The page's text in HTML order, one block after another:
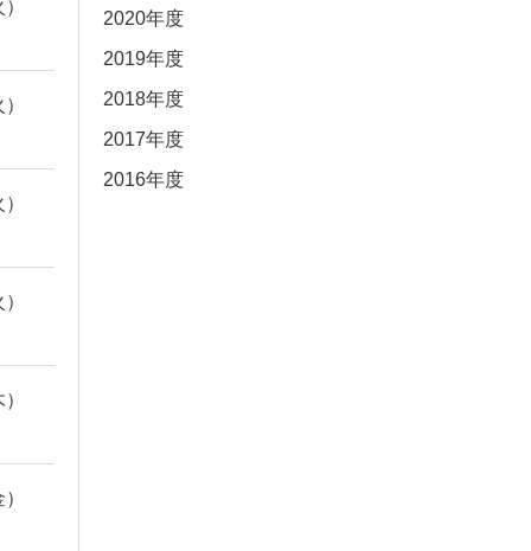
2020年度
2019年度
2018年度
2017年度
2016年度